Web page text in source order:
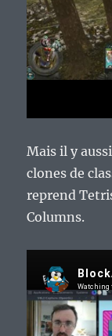
Mais il y
clones de
reprend
Columns.